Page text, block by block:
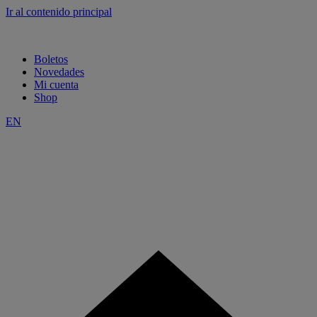
Ir al contenido principal
Boletos
Novedades
Mi cuenta
Shop
EN